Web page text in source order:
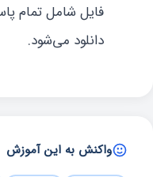
فایل شامل تمام
دانلود می‌شود.
واکنش به این آموزش